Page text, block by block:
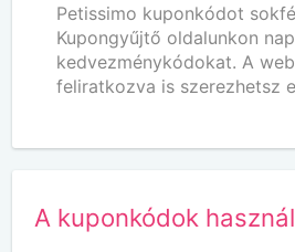
Petissimo kuponkódot
Kupongyűjtő oldalunkon
kedvezménykódokat. A
feliratkozva is szerezhetsz
A kuponkódok